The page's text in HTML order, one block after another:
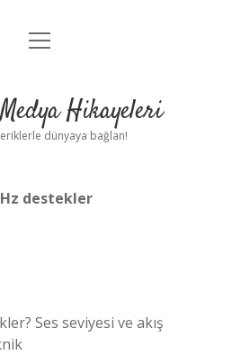
Anasayfa
Yasal Uyarı
menüyü
Hikayeleri
dünyaya bağlan!
destekler
Ses seviyesi ve akış